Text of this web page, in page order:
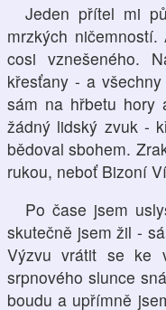
Jeden přítel mi
mrzkých
cosi vznešeného.
křesťany - a
sám na hřbetu hory
žádný lidský zvuk -
bědoval sbohem.
rukou, neboť Bizoní
Po čase jsem
skutečně jsem žil -
Výzvu vrátit se ke
srpnového slunce
boudu a upřímně